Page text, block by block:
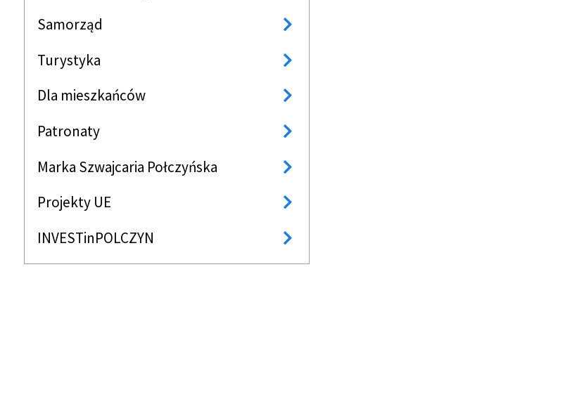
Samorząd
Turystyka
Dla mieszkańców
Patronaty
Marka Szwajcaria Połczyńska
Projekty UE
INVESTinPOLCZYN